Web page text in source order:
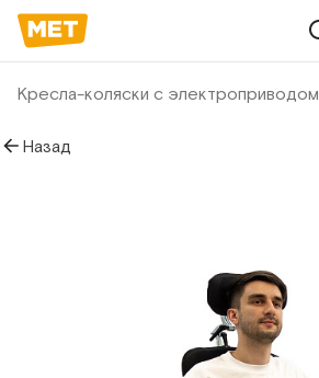
Кресла-коляски с электроприводом
Назад